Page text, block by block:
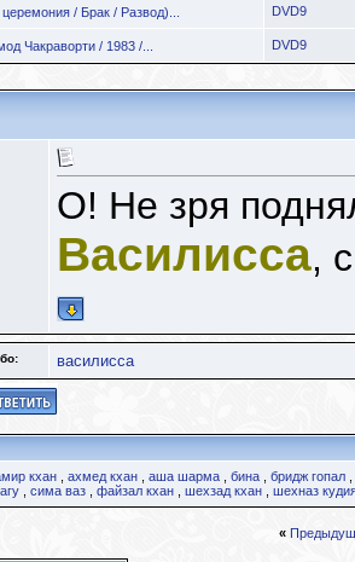
/ Брак / Развод)... DVD9
Чакраворти / 1983 /... DVD9
О! Не зря
Василисса,
василисса
кхан ахмед кхан аша шарма бина бридж гопал
сима ваз файзал кхан шехзад кхан шехназ
«